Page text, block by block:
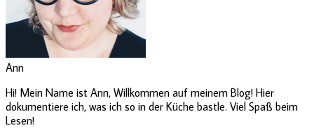
Ann
Hi! Mein Name ist Ann, Willkommen auf meinem Blog! Hier
dokumentiere ich, was ich so in der Küche bastle. Viel Spaß beim
Lesen!